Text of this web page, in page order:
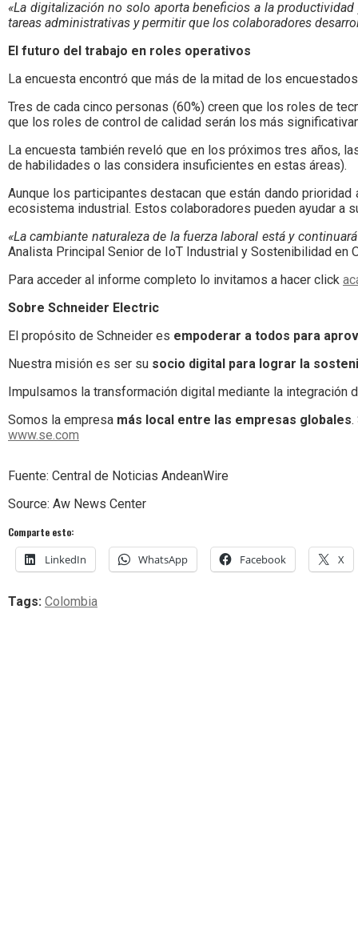
«La digitalización no solo aporta beneficios a la
tareas administrativas y permitir que los colaboradores
El futuro del trabajo en roles operativos
La encuesta encontró que más de la mitad de los
Tres de cada cinco personas (60%) creen que los roles de
que los roles de control de calidad serán los más
La encuesta también reveló que en los próximos tres años,
de habilidades o las considera insuficientes en estas áreas).
Aunque los participantes destacan que están dando
ecosistema industrial. Estos colaboradores pueden ayudar a
«La cambiante naturaleza de la fuerza laboral está y
Analista Principal Senior de IoT Industrial y Sostenibilidad en
Para acceder al informe completo lo invitamos a hacer click
Sobre Schneider Electric
El propósito de Schneider es empoderar a todos para
Nuestra misión es ser su socio digital para lograr la
Impulsamos la transformación digital mediante la
Somos la empresa más local entre las empresas globales.
www.se.com
Fuente: Central de Noticias AndeanWire
Source: Aw News Center
Comparte esto:
LinkedIn WhatsApp Facebook X
Tags: Colombia